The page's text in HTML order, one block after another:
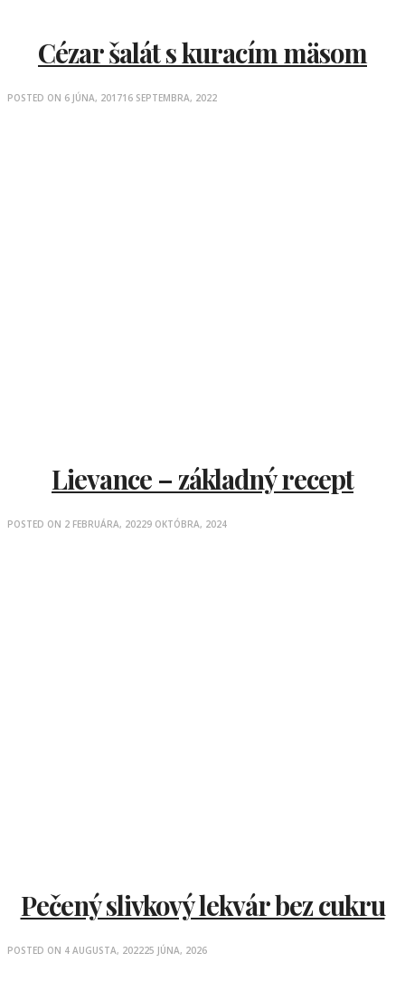
Cézar šalát s kuracím mäsom
POSTED ON 6 JÚNA, 201716 SEPTEMBRA, 2022
Lievance – základný recept
POSTED ON 2 FEBRUÁRA, 20229 OKTÓBRA, 2024
Pečený slivkový lekvár bez cukru
POSTED ON 4 AUGUSTA, 202225 JÚNA, 2026